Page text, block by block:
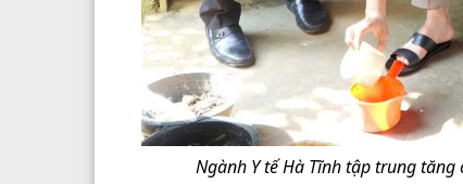
Ngành Y tế Hà Tĩnh tập trung